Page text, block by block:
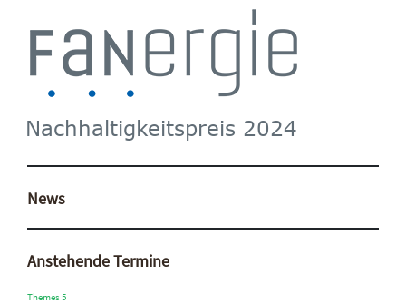
News
Anstehende Termine
Themes 5